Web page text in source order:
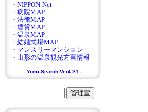
・ NIPPON-Net
・ 病院MAP
・ 法律MAP
・ 賃貸MAP
・ 温泉MAP
・ 結婚式場MAP
・ マンスリーマンション
・ 山形の温泉観光方言情報
- Yomi-Search Ver4.21 -